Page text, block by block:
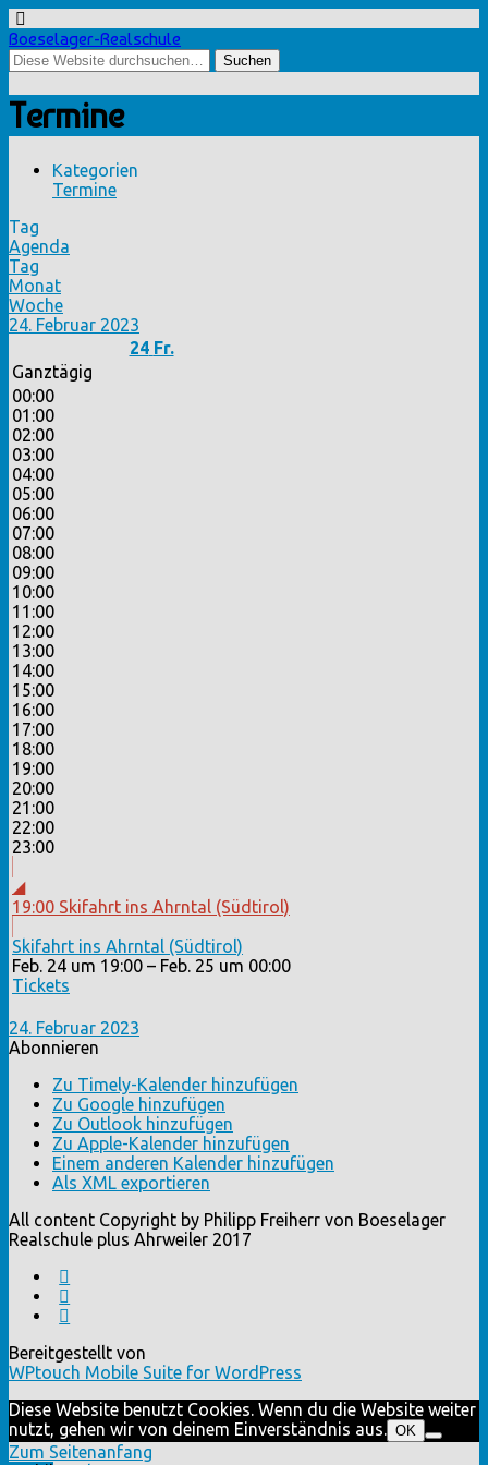
Boeselager-Realschule
Termine
Kategorien
Termine
Tag
Agenda
Tag
Monat
Woche
24. Februar 2023
24 Fr.
Ganztägig
00:00
01:00
02:00
03:00
04:00
05:00
06:00
07:00
08:00
09:00
10:00
11:00
12:00
13:00
14:00
15:00
16:00
17:00
18:00
19:00
20:00
21:00
22:00
23:00
◢
19:00 Skifahrt ins Ahrntal (Südtirol)
Skifahrt ins Ahrntal (Südtirol)
Feb. 24 um 19:00 – Feb. 25 um 00:00
Tickets
24. Februar 2023
Abonnieren
Zu Timely-Kalender hinzufügen
Zu Google hinzufügen
Zu Outlook hinzufügen
Zu Apple-Kalender hinzufügen
Einem anderen Kalender hinzufügen
Als XML exportieren
All content Copyright by Philipp Freiherr von Boeselager
Realschule plus Ahrweiler 2017
Bereitgestellt von
WPtouch Mobile Suite for WordPress
Diese Website benutzt Cookies. Wenn du die Website weiter
nutzt, gehen wir von deinem Einverständnis aus. OK
Zum Seitenanfang